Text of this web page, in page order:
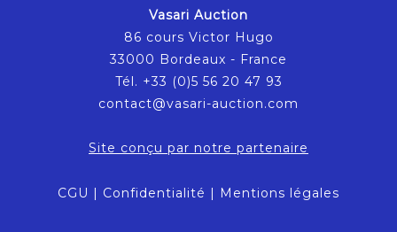
Vasari Auction
86 cours Victor Hugo
33000 Bordeaux - France
Tél. +33 (0)5 56 20 47 93
contact@vasari-auction.com
Site conçu par notre partenaire
CGU | Confidentialité | Mentions légales